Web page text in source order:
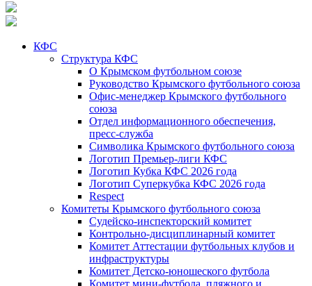
КФС
Структура КФС
О Крымском футбольном союзе
Руководство Крымского футбольного союза
Офис-менеджер Крымского футбольного
союза
Отдел информационного обеспечения,
пресс-служба
Символика Крымского футбольного союза
Логотип Премьер-лиги КФС
Логотип Кубка КФС 2026 года
Логотип Суперкубка КФС 2026 года
Respect
Комитеты Крымского футбольного союза
Судейско-инспекторский комитет
Контрольно-дисциплинарный комитет
Комитет Аттестации футбольных клубов и
инфраструктуры
Комитет Детско-юношеского футбола
Комитет мини-футбола, пляжного и